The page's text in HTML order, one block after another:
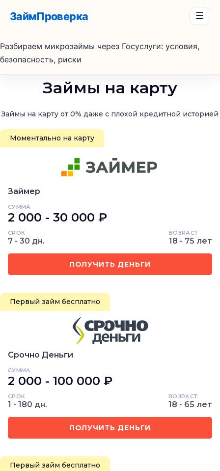
ЗаймПроверка ☰
Разбираем микрозаймы через Госуслуги: условия,
безопасность, риски
Займы на карту
Займы на карту от 0% даже с плохой кредитной историей
Моментально на карту
Займер
СУММА
2 000 - 30 000 ₽
СРОК
7 - 30 дн.
ВОЗРАСТ
18 - 75 лет
ПОЛУЧИТЬ ДЕНЬГИ
Первый займ бесплатно
Срочно Деньги
СУММА
2 000 - 100 000 ₽
СРОК
1 - 180 дн.
ВОЗРАСТ
18 - 65 лет
ПОЛУЧИТЬ ДЕНЬГИ
Первый займ бесплатно